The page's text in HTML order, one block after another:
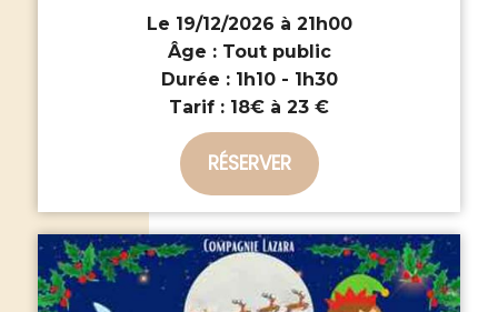
Le 19/12/2026 à 21h00
Âge :Tout public
Durée :1h10 - 1h30
Tarif : 18€ à 23 €
RÉSERVER